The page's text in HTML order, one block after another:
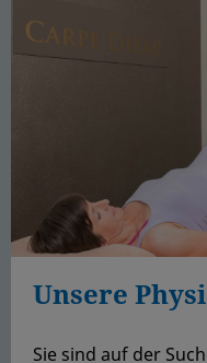
Unsere
Sie sind auf der